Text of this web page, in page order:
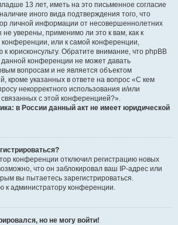
13 лет, иметь на это письменное согласие
иного вида подтверждения того, что
личной информации от несовершеннолетних
уверены, применимо ли это к вам, как к
или к самой конференции,
юрисконсульту. Обратите внимание, что phpBB
конференции не может давать
вопросам и не является объектом
кроме указанных в ответе на вопрос «С кем
некорректного использования и/или
с этой конференцией?».
в России данный акт не имеет юридической
конференции отключил регистрацию новых
что он заблокировал ваш IP-адрес или
вы пытаетесь зарегистрироваться.
к администратору конференции.
но не могу войти!